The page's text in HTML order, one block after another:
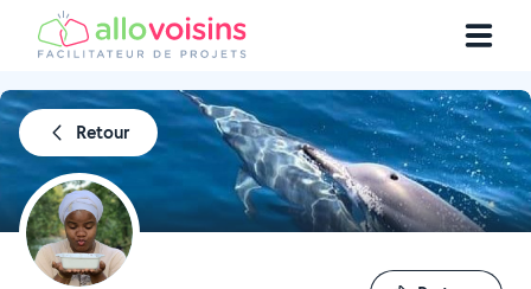
Retour